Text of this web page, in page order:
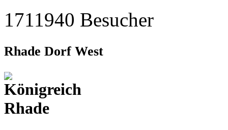
1711940 Besucher
Rhade Dorf West